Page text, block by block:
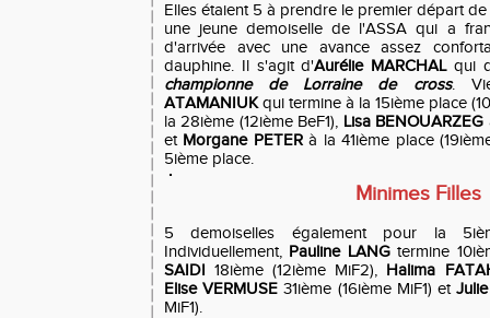
Elles étaient 5 à prendre le premier départ
une jeune demoiselle de l'ASSA qui a
d'arrivée avec une avance assez
dauphine. Il s'agit d'Aurélie MARCHALqui
championne de Lorraine de cross.
ATAMANIUKqui termine à la 15ième place
la 28ième (12ième BeF1), Lisa BENOUARZEG
et Morgane PETERà la 41ième place
5ième place.
Minimes Filles
5 demoiselles également pour la
Individuellement, Pauline LANGtermine
SAIDI 18ième (12ième MiF2), Halima
Elise VERMUSE 31ième (16ième MiF1) et
MiF1).